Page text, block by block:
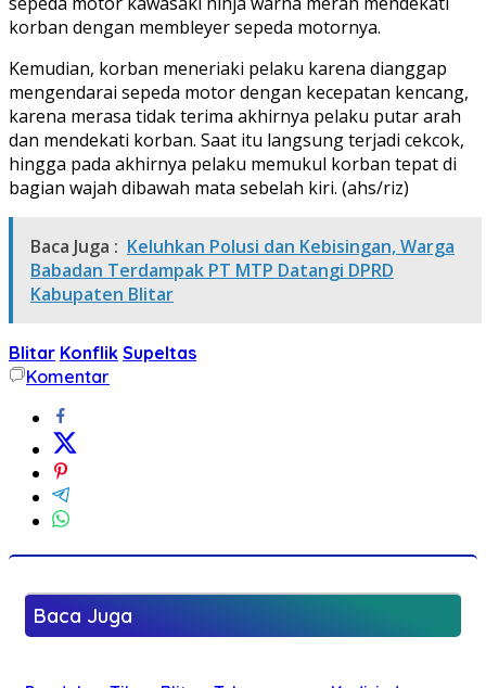
korban dengan membleyer sepeda motornya.
Kemudian, korban meneriaki pelaku karena dianggap
mengendarai sepeda motor dengan kecepatan kencang,
karena merasa tidak terima akhirnya pelaku putar arah
dan mendekati korban. Saat itu langsung terjadi cekcok,
hingga pada akhirnya pelaku memukul korban tepat di
bagian wajah dibawah mata sebelah kiri. (ahs/riz)
Baca Juga : Keluhkan Polusi dan Kebisingan, Warga
Babadan Terdampak PT MTP Datangi DPRD
Kabupaten Blitar
Blitar Konflik Supeltas
Komentar
Baca Juga